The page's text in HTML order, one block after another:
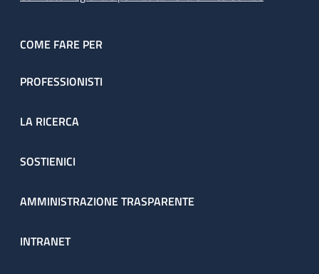
COME FARE PER
PROFESSIONISTI
LA RICERCA
SOSTIENICI
AMMINISTRAZIONE TRASPARENTE
INTRANET